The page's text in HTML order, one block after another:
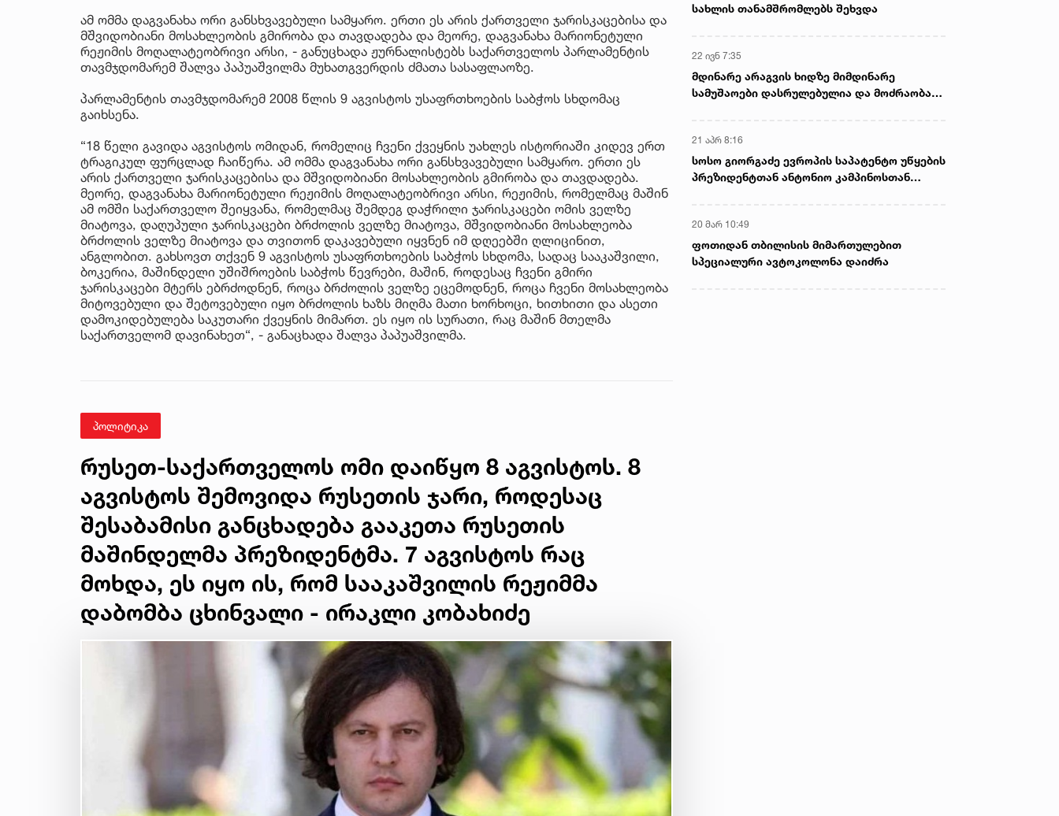
ამ ომმა დაგვანახა ორი განსხვავებული სამყარო. ერთი ეს არის ქართველი ჯარისკაცებისა და
მშვიდობიანი მოსახლეობის გმირობა და თავდადება და მეორე, დაგვანახა მარიონეტული
რეჟიმის მოღალატეობრივი არსი, - განუცხადა ჟურნალისტებს საქართველოს პარლამენტის
თავმჯდომარემ შალვა პაპუაშვილმა მუხათგვერდის ძმათა სასაფლაოზე.
პარლამენტის თავმჯდომარემ 2008 წლის 9 აგვისტოს უსაფრთხოების საბჭოს სხდომაც
გაიხსენა.
“18 წელი გავიდა აგვისტოს ომიდან, რომელიც ჩვენი ქვეყნის უახლეს ისტორიაში კიდევ ერთ
ტრაგიკულ ფურცლად ჩაიწერა. ამ ომმა დაგვანახა ორი განსხვავებული სამყარო. ერთი ეს
არის ქართველი ჯარისკაცებისა და მშვიდობიანი მოსახლეობის გმირობა და თავდადება.
მეორე, დაგვანახა მარიონეტული რეჟიმის მოღალატეობრივი არსი, რეჟიმის, რომელმაც მაშინ
ამ ომში საქართველო შეიყვანა, რომელმაც შემდეგ დაჭრილი ჯარისკაცები ომის ველზე
მიატოვა, დაღუპული ჯარისკაცები ბრძოლის ველზე მიატოვა, მშვიდობიანი მოსახლეობა
ბრძოლის ველზე მიატოვა და თვითონ დაკავებული იყვნენ იმ დღეებში ღლიცინით,
ანგლობით. გახსოვთ თქვენ 9 აგვისტოს უსაფრთხოების საბჭოს სხდომა, სადაც სააკაშვილი,
ბოკერია, მაშინდელი უშიშროების საბჭოს წევრები, მაშინ, როდესაც ჩვენი გმირი
ჯარისკაცები მტერს ებრძოდნენ, როცა ბრძოლის ველზე ეცემოდნენ, როცა ჩვენი მოსახლეობა
მიტოვებული და შეტოვებული იყო ბრძოლის ხაზს მიღმა მათი ხორხოცი, ხითხითი და ასეთი
დამოკიდებულება საკუთარი ქვეყნის მიმართ. ეს იყო ის სურათი, რაც მაშინ მთელმა
საქართველომ დავინახეთ“, - განაცხადა შალვა პაპუაშვილმა.
პოლიტიკა
რუსეთ-საქართველოს ომი დაიწყო 8 აგვისტოს. 8
აგვისტოს შემოვიდა რუსეთის ჯარი, როდესაც
შესაბამისი განცხადება გააკეთა რუსეთის
მაშინდელმა პრეზიდენტმა. 7 აგვისტოს რაც
მოხდა, ეს იყო ის, რომ სააკაშვილის რეჟიმმა
დაბომბა ცხინვალი - ირაკლი კობახიძე
სახლის თანამშრომლებს შეხვდა
22 ივნ 7:35
მდინარე არაგვის ხიდზე მიმდინარე
სამუშაოები დასრულებულია და მოძრაობა
21 აპრ 8:16
სოსო გიორგაძე ევროპის საპატენტო უწყების
პრეზიდენტთან ანტონიო კამპინოსთან
20 მარ 10:49
ფოთიდან თბილისის მიმართულებით
სპეციალური ავტოკოლონა დაიძრა